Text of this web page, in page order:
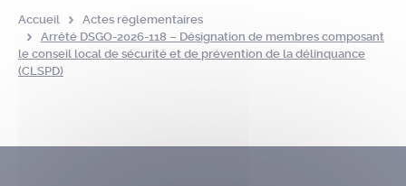
Accueil
Actes réglementaires
Arrêté DSGO-2026-118 – Désignation de membres composant
le conseil local de sécurité et de prévention de la délinquance
(CLSPD)